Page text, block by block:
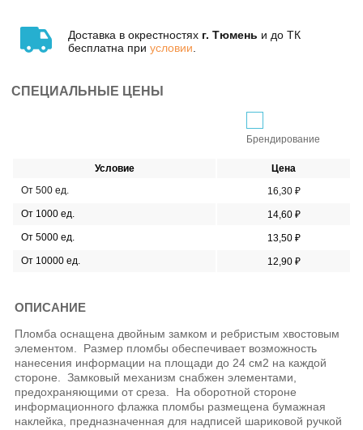
Доставка в окрестностях г. Тюмень и до ТК
бесплатна при условии
СПЕЦИАЛЬНЫЕ ЦЕНЫ
Брендирование
Условие
Цена
От 500 ед.
16,30 ₽
От 1000 ед.
14,60 ₽
От 5000 ед.
13,50 ₽
От 10000 ед.
12,90 ₽
ОПИСАНИЕ
Пломба оснащена двойным замком и ребристым хвостовым
элементом.
Размер пломбы обеспечивает возможность
нанесения информации на площади до 24 см2 на каждой
стороне.
Замковый механизм снабжен элементами,
предохраняющими от среза.
На оборотной стороне
информационного флажка пломбы размещена бумажная
наклейка, предназначенная для надписей шариковой ручкой